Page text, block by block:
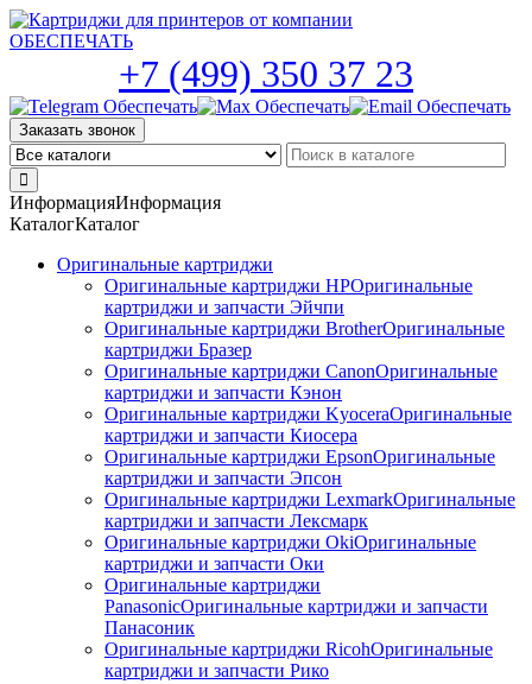
Skip
to
+7 (499) 350 37 23
Заказать звонок
ИнформацияИнформация
КаталогКаталог
Оригинальные картриджи
Оригинальные картриджи HPОригинальные
картриджи и запчасти Эйчпи
Оригинальные картриджи BrotherОригинальные
картриджи Бразер
Оригинальные картриджи CanonОригинальные
картриджи и запчасти Кэнон
Оригинальные картриджи KyoceraОригинальные
картриджи и запчасти Киосера
Оригинальные картриджи EpsonОригинальные
картриджи и запчасти Эпсон
Оригинальные картриджи LexmarkОригинальные
картриджи и запчасти Лексмарк
Оригинальные картриджи ОkiОригинальные
картриджи и запчасти Оки
Оригинальные картриджи
PanasonicОригинальные картриджи и запчасти
Панасоник
Оригинальные картриджи RicohОригинальные
картриджи и запчасти Рико